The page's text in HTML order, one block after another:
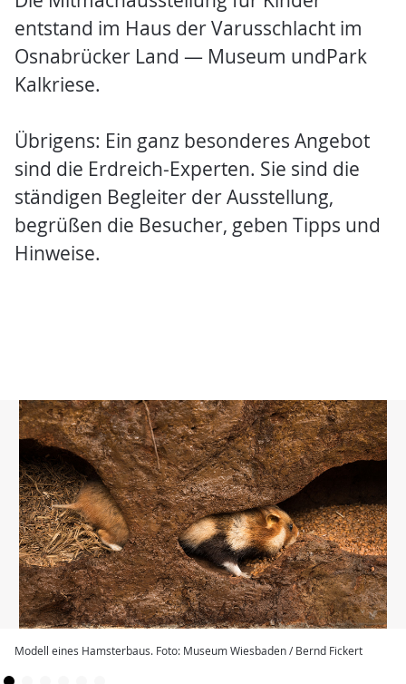
entstand im Haus der Varusschlacht im
Osnabrücker Land — Museum undPark
Kalkriese.
Übrigens: Ein ganz besonderes Angebot
sind die Erdreich-Experten. Sie sind die
ständigen Begleiter der Ausstellung,
begrüßen die Besucher, geben Tipps und
Hinweise.
Modell eines Hamsterbaus. Foto: Museum Wiesbaden / Bernd Fickert